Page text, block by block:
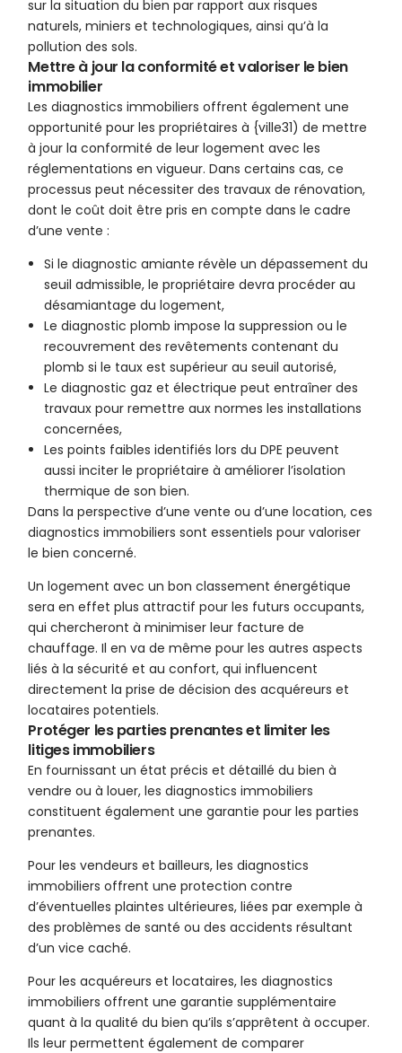
sur la situation du bien par rapport aux risques
naturels, miniers et technologiques, ainsi qu’à la
pollution des sols.
Mettre à jour la conformité et valoriser le bien
immobilier
Les diagnostics immobiliers offrent également une
opportunité pour les propriétaires à {ville31) de mettre
à jour la conformité de leur logement avec les
réglementations en vigueur. Dans certains cas, ce
processus peut nécessiter des travaux de rénovation,
dont le coût doit être pris en compte dans le cadre
d’une vente :
Si le diagnostic amiante révèle un dépassement du
seuil admissible, le propriétaire devra procéder au
désamiantage du logement,
Le diagnostic plomb impose la suppression ou le
recouvrement des revêtements contenant du
plomb si le taux est supérieur au seuil autorisé,
Le diagnostic gaz et électrique peut entraîner des
travaux pour remettre aux normes les installations
concernées,
Les points faibles identifiés lors du DPE peuvent
aussi inciter le propriétaire à améliorer l’isolation
thermique de son bien.
Dans la perspective d’une vente ou d’une location, ces
diagnostics immobiliers sont essentiels pour valoriser
le bien concerné.
Un logement avec un bon classement énergétique
sera en effet plus attractif pour les futurs occupants,
qui chercheront à minimiser leur facture de
chauffage. Il en va de même pour les autres aspects
liés à la sécurité et au confort, qui influencent
directement la prise de décision des acquéreurs et
locataires potentiels.
Protéger les parties prenantes et limiter les
litiges immobiliers
En fournissant un état précis et détaillé du bien à
vendre ou à louer, les diagnostics immobiliers
constituent également une garantie pour les parties
prenantes.
Pour les vendeurs et bailleurs, les diagnostics
immobiliers offrent une protection contre
d’éventuelles plaintes ultérieures, liées par exemple à
des problèmes de santé ou des accidents résultant
d’un vice caché.
Pour les acquéreurs et locataires, les diagnostics
immobiliers offrent une garantie supplémentaire
quant à la qualité du bien qu’ils s’apprêtent à occuper.
Ils leur permettent également de comparer